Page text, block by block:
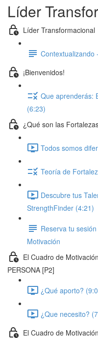
Líder
Líder Transformacional
Contextualizando
¡Bienvenidos!
Que aprenderás:
(6:23)
¿Qué son las
Todos somos
Teoría de
Descubre tus
StrengthFinder (4:21)
Reserva tu
Motivación
El Cuadro de
PERSONA [P2]
¿Qué aporto?
¿Que necesito?
El Cuadro de